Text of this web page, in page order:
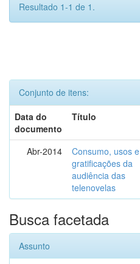
Resultado 1-1 de 1.
Conjunto de itens:
Data do
documento
Título
Abr-2014
Consumo, usos e
gratificações da
audiência das
telenovelas
Busca facetada
Assunto